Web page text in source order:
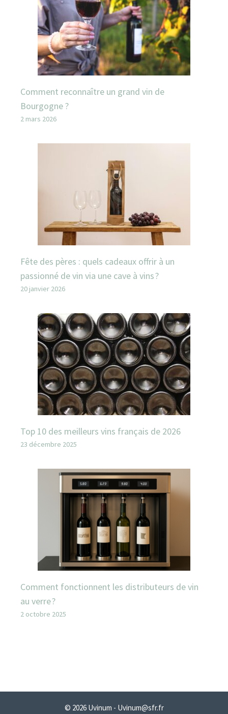
Comment reconnaître un grand vin de
Bourgogne ?
2 mars 2026
Fête des pères : quels cadeaux offrir à un
passionné de vin via une cave à vins ?
20 janvier 2026
Top 10 des meilleurs vins français de 2026
23 décembre 2025
Comment fonctionnent les distributeurs de vin
au verre ?
2 octobre 2025
© 2026 Uvinum - Uvinum@sfr.fr